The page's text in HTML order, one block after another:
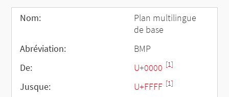
Nom:
Plan multilingue
de base
Abréviation:
BMP
De:
U+0000 [1]
Jusque: U+FFFF [1]